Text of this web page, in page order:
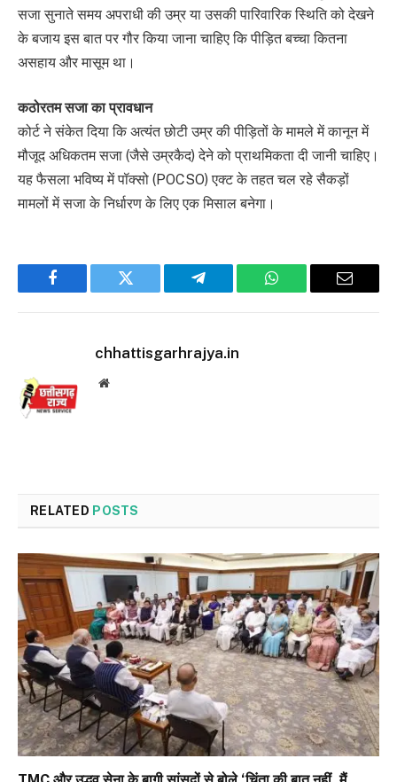
सजा सुनाते समय अपराधी की उम्र या उसकी पारिवारिक स्थिति को देखने
के बजाय इस बात पर गौर किया जाना चाहिए कि पीड़ित बच्चा कितना
असहाय और मासूम था।
कठोरतम सजा का प्रावधान
कोर्ट ने संकेत दिया कि अत्यंत छोटी उम्र की पीड़ितों के मामले में कानून में
मौजूद अधिकतम सजा (जैसे उम्रकैद) देने को प्राथमिकता दी जानी चाहिए।
यह फैसला भविष्य में पॉक्सो (POCSO) एक्ट के तहत चल रहे सैकड़ों
मामलों में सजा के निर्धारण के लिए एक मिसाल बनेगा।
Facebook Twitter Telegram WhatsApp Email
chhattisgarhrajya.in
Website
RELATED POSTS